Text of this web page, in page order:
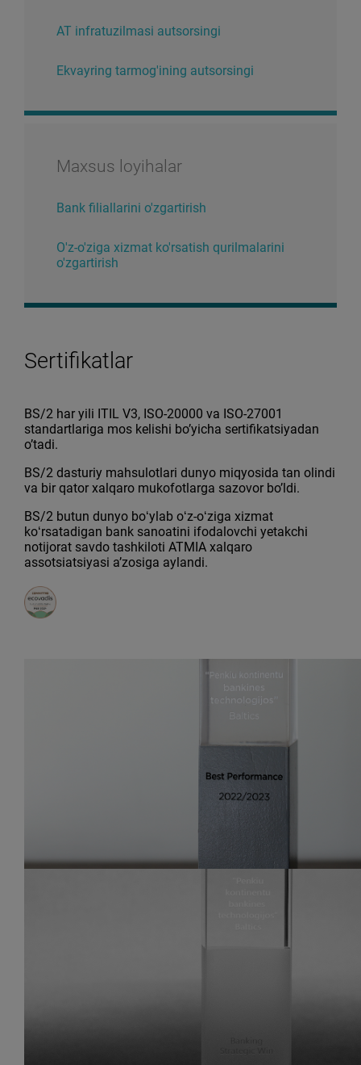
AT infratuzilmasi autsorsingi
Ekvayring tarmog'ining autsorsingi
Maxsus loyihalar
Bank filiallarini o'zgartirish
O'z-o'ziga xizmat ko'rsatish qurilmalarini
o'zgartirish
Sertifikatlar
BS/2 har yili ITIL V3, ISO-20000 va ISO-27001
standartlariga mos kelishi bo’yicha sertifikatsiyadan
o’tadi.
BS/2 dasturiy mahsulotlari dunyo miqyosida tan olindi
va bir qator xalqaro mukofotlarga sazovor bo’ldi.
BS/2 butun dunyo boʻylab oʻz-oʻziga xizmat
koʻrsatadigan bank sanoatini ifodalovchi yetakchi
notijorat savdo tashkiloti ATMIA xalqaro
assotsiatsiyasi aʼzosiga aylandi.